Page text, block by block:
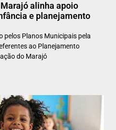
alinha apoio
e planejamento
pelos Planos Municipais pela
ao Planejamento
do Marajó